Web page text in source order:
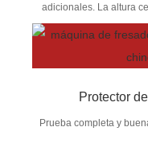
adicionales. La altura
Protector
Prueba completa y